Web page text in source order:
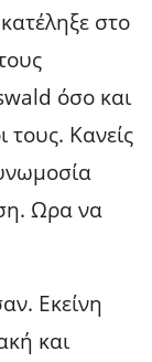
στο
όσο και
τους. Κανείς
Ωρα να
Εκείνη
και